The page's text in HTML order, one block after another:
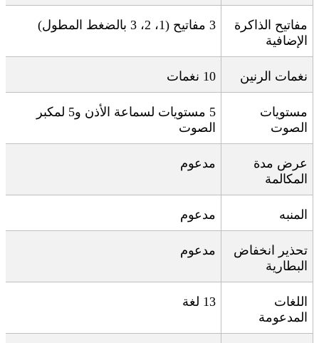
مفاتيح الذاكرة
الإضافية
3 مفاتيح (1، 2، 3 بالضغط المطول)
نغمات الرنين 10 نغمات
مستويات
الصوت
5
مستويات لسماعة الأذن و5 لمكبر
الصوت
عرض مدة
المكالمة
مدعوم
المنبه مدعوم
تحذير انخفاض
البطارية
مدعوم
اللغات
المدعومة
13 لغة